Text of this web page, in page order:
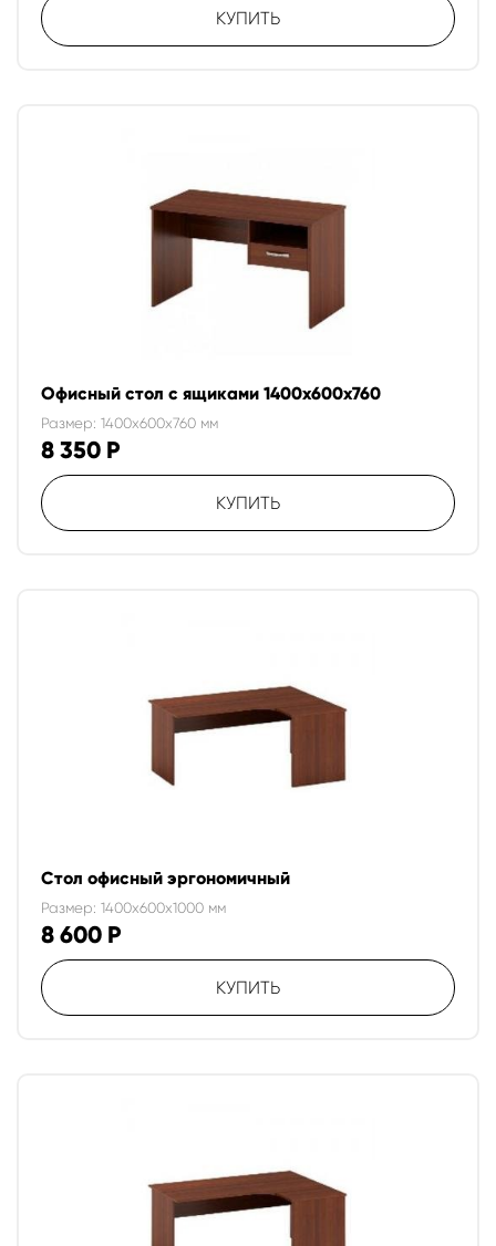
КУПИТЬ
Офисный стол с ящиками 1400х600х760
Размер: 1400x600x760 мм
8 350 Р
КУПИТЬ
Стол офисный эргономичный
Размер: 1400x600x1000 мм
8 600 Р
КУПИТЬ